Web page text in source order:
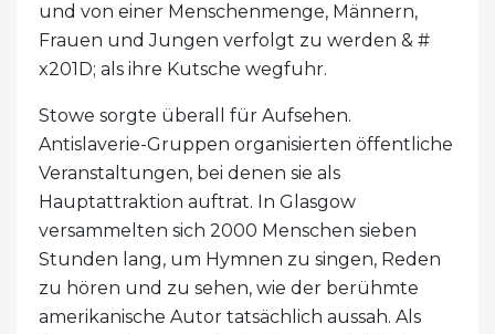
und von einer Menschenmenge, Männern,
Frauen und Jungen verfolgt zu werden & #
x201D; als ihre Kutsche wegfuhr.
Stowe sorgte überall für Aufsehen.
Antislaverie-Gruppen organisierten öffentliche
Veranstaltungen, bei denen sie als
Hauptattraktion auftrat. In Glasgow
versammelten sich 2000 Menschen sieben
Stunden lang, um Hymnen zu singen, Reden
zu hören und zu sehen, wie der berühmte
amerikanische Autor tatsächlich aussah. Als